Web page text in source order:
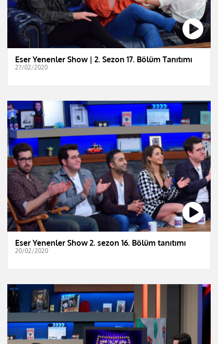
Eser Yenenler Show | 2. Sezon 17. Bölüm Tanıtımı
27/02/2020
Eser Yenenler Show 2. sezon 16. Bölüm tanıtımı
20/02/2020